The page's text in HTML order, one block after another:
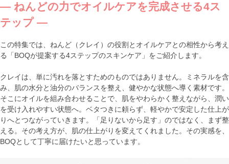
― ねんどの力でオイルケアを完成させる4ス
テップ ―
この特集では、ねんど（クレイ）の役割とオイルケアとの相性から考え
る「BOQが提案する4ステップのスキンケア」をご紹介します。
クレイは、単に汚れを落とすためのものではありません。ミネラルを含
み、肌の水分と油分のバランスを整え、健やかな状態へ導く素材です。
そこにオイルを組み合わせることで、肌をやわらかく整えながら、潤い
を受け入れやすい状態へ。ベタつきに頼らず、軽やかで安定した仕上が
りへとつながっていきます。「足りないから足す」のではなく、まず整
える。その考え方が、肌の仕上がりを変えてくれました。その実感を、
BOQとして丁寧に届けたいと思っています。